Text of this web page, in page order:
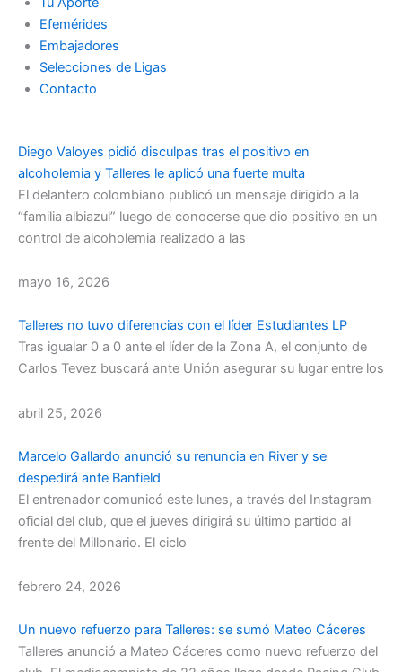
Efemérides
Embajadores
Selecciones de Ligas
Contacto
Diego Valoyes pidió disculpas tras el positivo en
alcoholemia y Talleres le aplicó una fuerte multa
El delantero colombiano publicó un mensaje dirigido a la
“familia albiazul” luego de conocerse que dio positivo en un
control de alcoholemia realizado a las
mayo 16, 2026
Talleres no tuvo diferencias con el líder Estudiantes LP
Tras igualar 0 a 0 ante el líder de la Zona A, el conjunto de
Carlos Tevez buscará ante Unión asegurar su lugar entre los
abril 25, 2026
Marcelo Gallardo anunció su renuncia en River y se
despedirá ante Banfield
El entrenador comunicó este lunes, a través del Instagram
oficial del club, que el jueves dirigirá su último partido al
frente del Millonario. El ciclo
febrero 24, 2026
Un nuevo refuerzo para Talleres: se sumó Mateo Cáceres
Talleres anunció a Mateo Cáceres como nuevo refuerzo del